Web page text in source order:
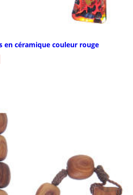
en céramique couleur rouge